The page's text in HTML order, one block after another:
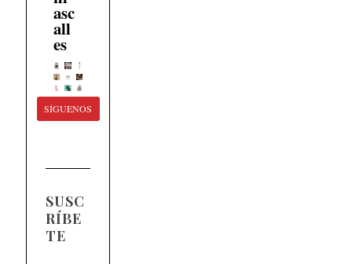
asc
all
es
SÍGUENOS
SUSC
RÍBE
TE